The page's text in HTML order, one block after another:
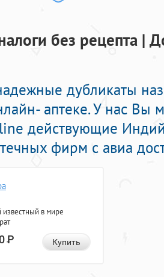
без рецепта |
дубликаты
аптеке. У нас Вы
действующие
фирм с авиа
в мире
Р Купить